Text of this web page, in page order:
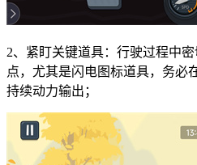
2、紧盯关键道具：行驶过程中
点，尤其是闪电图标道具，务必
持续动力输出；